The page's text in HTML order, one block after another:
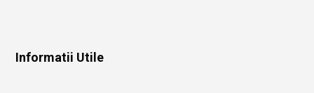
Informatii Utile